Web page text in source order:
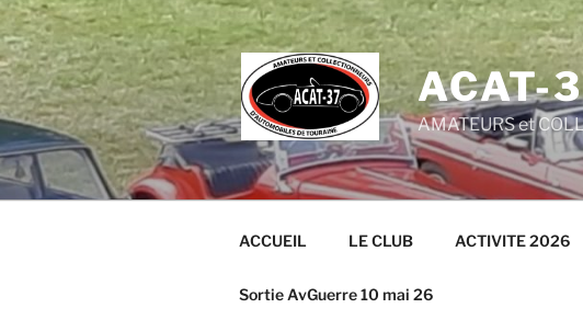
Aller
au
contenu
principal
ACAT-
AMATEURS et
ACCUEIL LE CLUB ACTIVITE 2026
Sortie AvGuerre 10 mai 26